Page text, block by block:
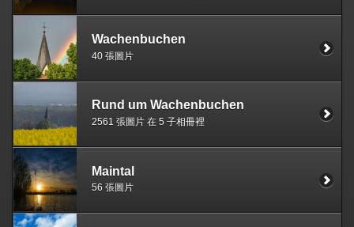
Wachenbuchen
40 張圖片
Rund um Wachenbuchen
2561 張圖片 在 5 子相冊裡
Maintal
56 張圖片